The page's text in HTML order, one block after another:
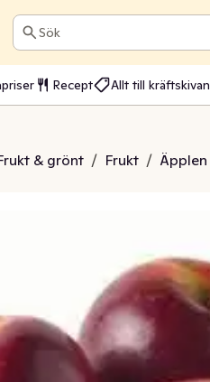
Sök
Recept Allt till kräftskivan
& grönt / Frukt / Äpplen